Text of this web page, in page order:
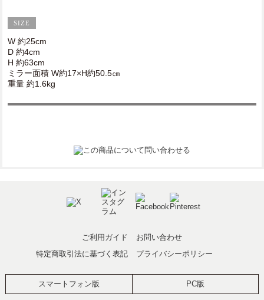
W 約25cm
D 約4cm
H 約63cm
ミラー面積 W約17×H約50.5㎝
重量 約1.6kg
ご利用ガイド
お問い合わせ
特定商取引法に基づく表記
プライバシーポリシー
スマートフォン版 PC版